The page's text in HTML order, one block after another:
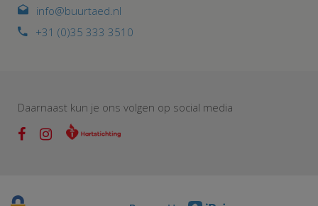
info@buurtaed.nl
+31 (0)35 333 3510
Daarnaast kun je ons volgen op social media